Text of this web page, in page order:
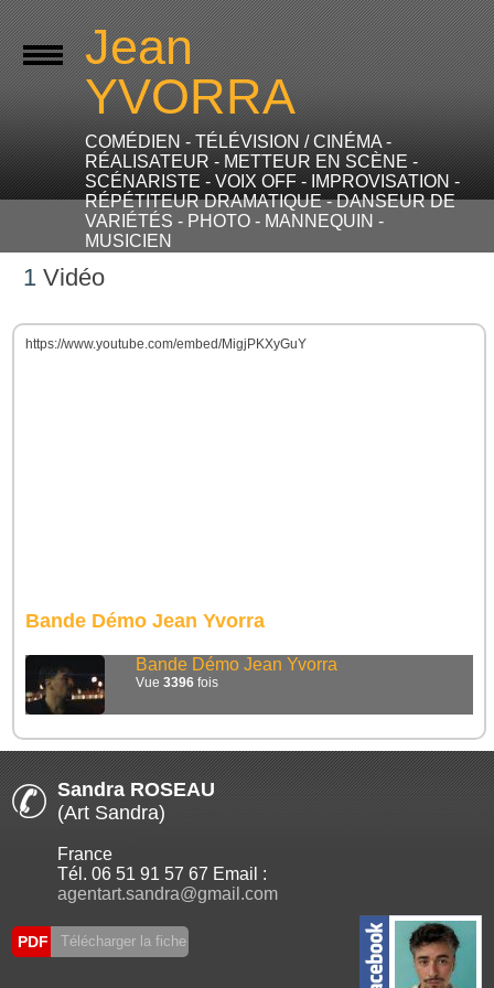
Jean
YVORRA
COMÉDIEN - TÉLÉVISION / CINÉMA -
RÉALISATEUR - METTEUR EN SCÈNE -
SCÉNARISTE - VOIX OFF - IMPROVISATION -
RÉPÉTITEUR DRAMATIQUE - DANSEUR DE
VARIÉTÉS - PHOTO - MANNEQUIN -
MUSICIEN
1 Vidéo
https://www.youtube.com/embed/MigjPKXyGuY
Bande Démo Jean Yvorra
Bande Démo Jean Yvorra
Vue3396 fois
Sandra ROSEAU
(Art Sandra)
France
Tél. 06 51 91 57 67 Email :
agentart.sandra@gmail.com
PDF Télécharger la fiche